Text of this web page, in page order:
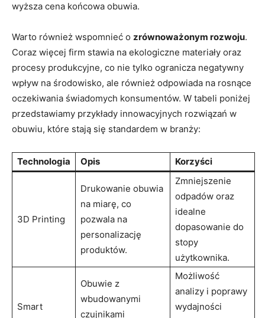
wyższa cena ⁤końcowa obuwia.
Warto ​również wspomnieć o zrównoważonym rozwoju.
⁤Coraz więcej⁤ firm stawia na ekologiczne materiały oraz
procesy produkcyjne, co nie‍ tylko ogranicza negatywny‌
wpływ ⁢na środowisko, ‌ale również odpowiada na rosnące
oczekiwania świadomych ​konsumentów. W tabeli poniżej‍
przedstawiamy przykłady innowacyjnych rozwiązań w
obuwiu,⁢ które ⁤stają się standardem w branży:
Technologia Opis Korzyści
3D Printing
Drukowanie obuwia
na miarę, ⁣co
pozwala na
personalizację
produktów.
Zmniejszenie
odpadów oraz⁢
idealne
dopasowanie do
stopy
‌użytkownika.
Smart
Obuwie z
wbudowanymi
czujnikami
Możliwość⁢
analizy i poprawy​
wydajności